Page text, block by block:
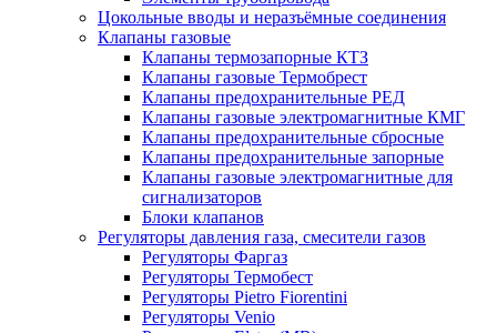
Цокольные вводы и неразъёмные соединения
Клапаны газовые
Клапаны термозапорные КТЗ
Клапаны газовые Термобрест
Клапаны предохранительные РЕД
Клапаны газовые электромагнитные КМГ
Клапаны предохранительные сбросные
Клапаны предохранительные запорные
Клапаны газовые электромагнитные для
сигнализаторов
Блоки клапанов
Регуляторы давления газа, смесители газов
Регуляторы Фаргаз
Регуляторы Термобест
Регуляторы Pietro Fiorentini
Регуляторы Venio